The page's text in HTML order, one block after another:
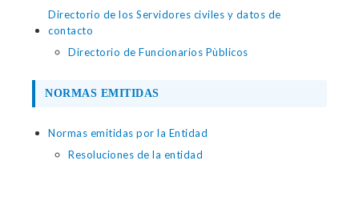
Directorio de los Servidores civiles y datos de
contacto
Directorio de Funcionarios Pùblicos
NORMAS EMITIDAS
Normas emitidas por la Entidad
Resoluciones de la entidad